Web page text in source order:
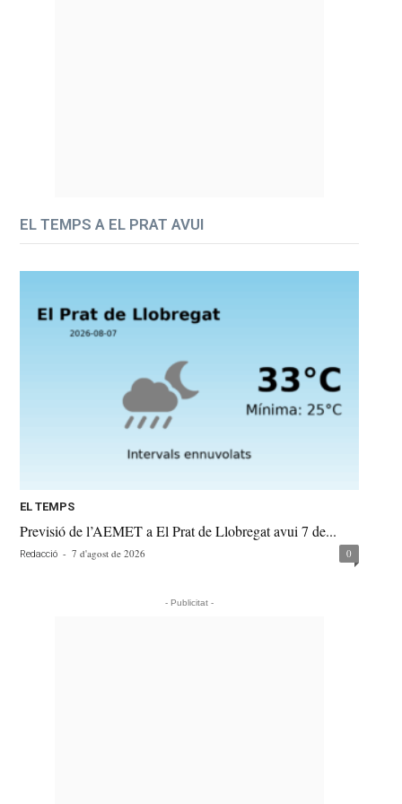
EL TEMPS A EL PRAT AVUI
EL TEMPS
Previsió de l’AEMET a El Prat de Llobregat avui 7 de...
Redacció - 7 d'agost de 2026 0
- Publicitat -